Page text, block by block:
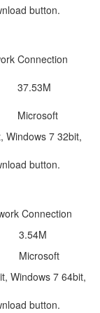
button.
Connection
37.53M
Microsoft
Windows 7 32bit,
button.
Connection
3.54M
Microsoft
Windows 7 64bit,
button.